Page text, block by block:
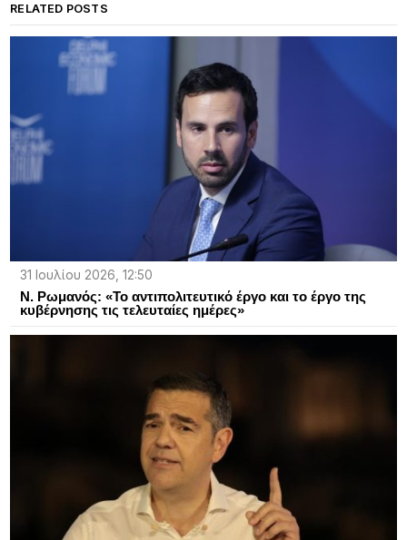
RELATED POSTS
31 Ιουλίου 2026, 12:50
Ν. Ρωμανός: «Το αντιπολιτευτικό έργο και το έργο της
κυβέρνησης τις τελευταίες ημέρες»